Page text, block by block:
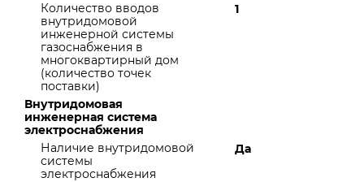
Количество вводов
внутридомовой
инженерной системы
газоснабжения в
многоквартирный дом
(количество точек
поставки)
1
Внутридомовая
инженерная система
электроснабжения
Наличие внутридомовой
системы
электроснабжения
Да